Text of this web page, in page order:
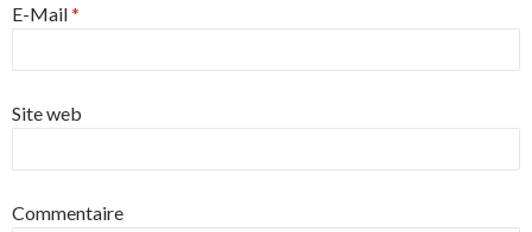
E-Mail*
Site web
Commentaire